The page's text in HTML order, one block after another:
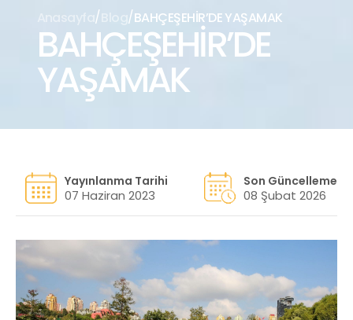
/ /BAHÇEŞEHİR’DE YAŞAMAK
BAHÇEŞEHİR’DE
YAŞAMAK
Yayınlanma Tarihi
07 Haziran 2023
Son Güncelleme
08 Şubat 2026